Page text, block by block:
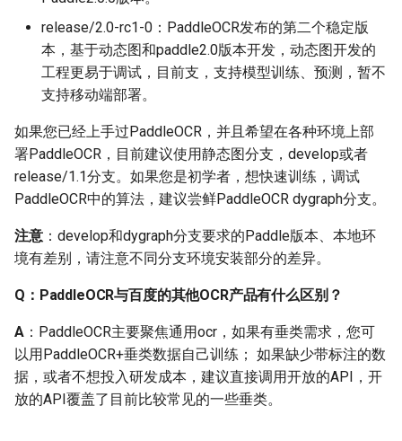
何添加一个数据增强方
法？
Q: 怎么加速训练过程呢？
别效果差，但是数据量很
少，不够用来finetune怎么
办？
Q: PaddleOCR可以识别灰
度图吗？
Q: 如何合成手写中文数据
Q：PaddleOCR默认不是
200个step保存一次模型
吗？为啥文件夹下面都没
release/2.0-rc1-0：PaddleOCR发布的第二个稳定版
本，基于动态图和paddle2.0版本开发，动态图开发的
工程更易于调试，目前支，支持模型训练、预测，暂不
支持移动端部署。
如果您已经上手过PaddleOCR，并且希望在各种环境上部
署PaddleOCR，目前建议使用静态图分支，develop或者
release/1.1分支。如果您是初学者，想快速训练，调试
PaddleOCR中的算法，建议尝鲜PaddleOCR dygraph分支。
注意 ：develop和dygraph分支要求的Paddle版本、本地环
境有差别，请注意不同分支环境安装部分的差异。
Q：PaddleOCR与百度的其他OCR产品有什么区别？
A ：PaddleOCR主要聚焦通用ocr，如果有垂类需求，您可
以用PaddleOCR+垂类数据自己训练； 如果缺少带标注的数
据，或者不想投入研发成本，建议直接调用开放的API，开
放的API覆盖了目前比较常见的一些垂类。